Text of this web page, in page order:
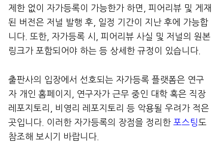
제한 없이 자가등록이 가능한가 하면, 피어리뷰 및 게재
된 버전은 저널 발행 후, 일정 기간이 지난 후에 가능합
니다. 또한, 자가등록 시, 피어리뷰 사실 및 저널의 원본
링크가 포함되어야 하는 등 상세한 규정이 있습니다.
출판사의 입장에서 선호되는 자가등록 플랫폼은 연구
자 개인 홈페이지, 연구자가 근무 중인 대학 혹은 직장
레포지토리, 비영리 레포지토리 등 악용될 우려가 적은
곳입니다. 이러한 자가등록의 장점을 정리한 포스팅 도
참조해 보시기 바랍니다.